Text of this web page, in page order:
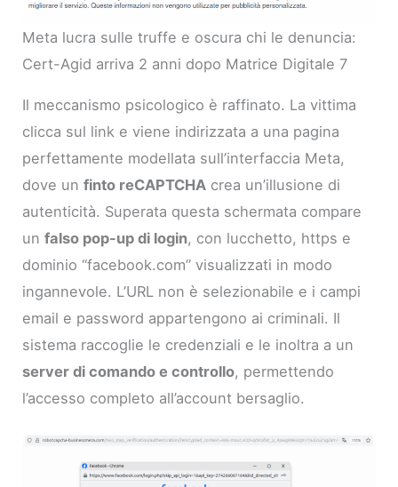
Meta lucra sulle truffe e oscura chi le denuncia:
Cert-Agid arriva 2 anni dopo Matrice Digitale 7
Il meccanismo psicologico è raffinato. La vittima
clicca sul link e viene indirizzata a una pagina
perfettamente modellata sull’interfaccia Meta,
dove unfinto reCAPTCHA crea un’illusione di
autenticità. Superata questa schermata compare
unfalso pop-up di login, con lucchetto, https e
dominio “facebook.com” visualizzati in modo
ingannevole. L’URL non è selezionabile e i campi
email e password appartengono ai criminali. Il
sistema raccoglie le credenziali e le inoltra a un
server di comando e controllo, permettendo
l’accesso completo all’account bersaglio.